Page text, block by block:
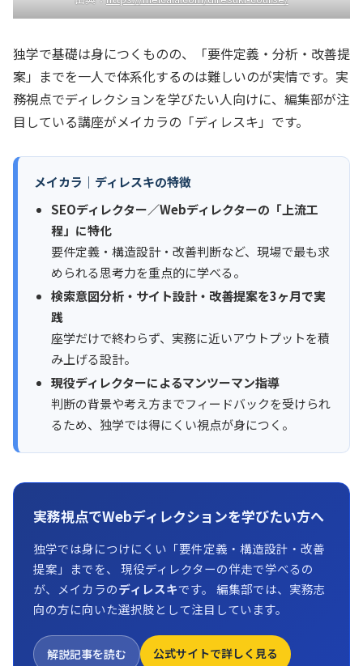
独学で基礎は身につくものの、「要件定義・分析・改善提
案」までを一人で体系化するのは難しいのが実情です。実
務視点でディレクションを学びたい人向けに、編集部が注
目している講座がメイカラの「ディレスキ」です。
メイカラ｜ディレスキの特徴
SEOディレクター／Webディレクターの「上流工
程」に特化
要件定義・構造設計・改善判断など、現場で最も求
められる思考力を重点的に学べる。
検索意図分析・サイト設計・改善提案を3ヶ月で実
践
座学だけで終わらず、実務に近いアウトプットを積
み上げる設計。
現役ディレクターによるマンツーマン指導
判断の背景や考え方までフィードバックを受けられ
るため、独学では得にくい視点が身につく。
実務視点でWebディレクションを学びたい方へ
独学では身につけにくい「要件定義・構造設計・改善
提案」までを、 現役ディレクターの伴走で学べるの
が、メイカラのディレスキです。 編集部では、実務志
向の方に向いた選択肢として注目しています。
解説記事を読む 公式サイトで詳しく見る